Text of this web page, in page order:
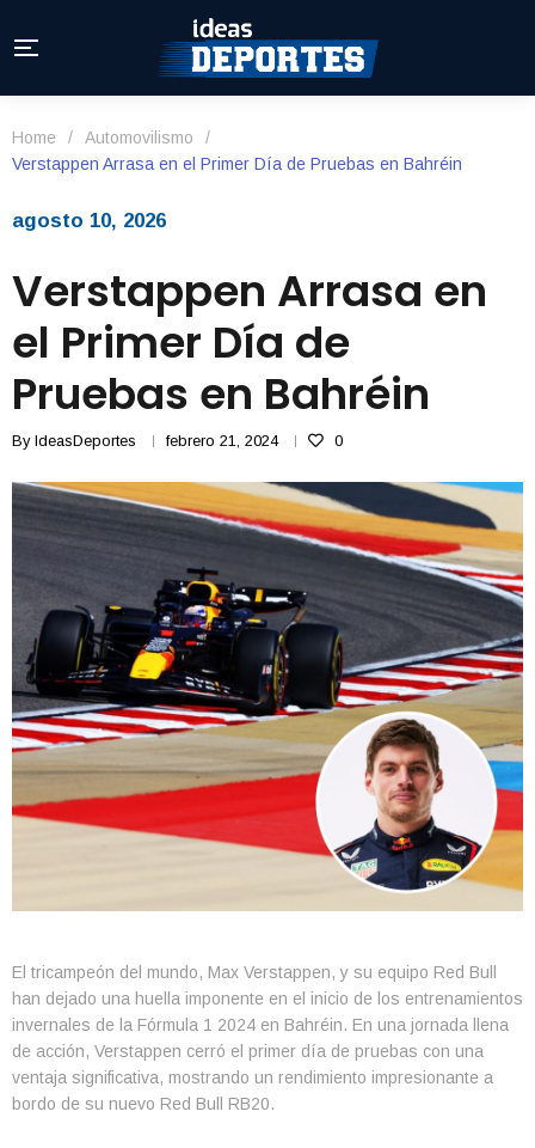
Home / Automovilismo
/
Verstappen Arrasa en el Primer Día de Pruebas en Bahréin
agosto 10, 2026
Verstappen Arrasa en
el Primer Día de
Pruebas en Bahréin
By IdeasDeportes febrero 21, 2024 0
El tricampeón del mundo, Max Verstappen, y su equipo Red Bull
han dejado una huella imponente en el inicio de los entrenamientos
invernales de la Fórmula 1 2024 en Bahréin. En una jornada llena
de acción, Verstappen cerró el primer día de pruebas con una
ventaja significativa, mostrando un rendimiento impresionante a
bordo de su nuevo Red Bull RB20.